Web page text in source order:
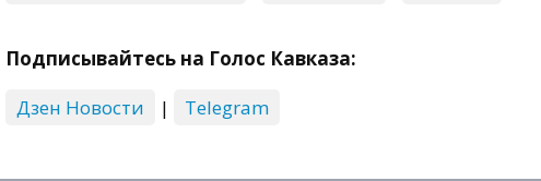
Подписывайтесь на Голос Кавказа:
Дзен Новости
| Telegram